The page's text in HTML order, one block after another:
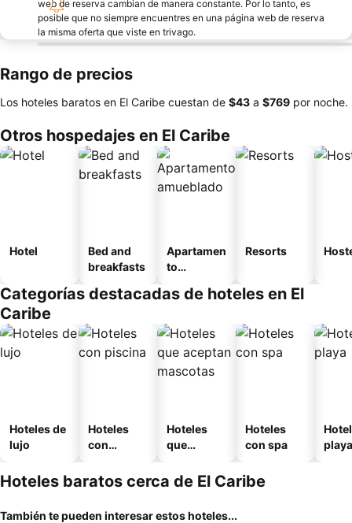
web de reserva cambian de manera constante. Por lo tanto, es
posible que no siempre encuentres en una página web de reserva
la misma oferta que viste en trivago.
Rango de precios
Los hoteles baratos en El Caribe cuestan de ‎$43 a ‎$769 por noche.
Otros hospedajes en El Caribe
Hotel
Bed and
breakfasts
Apartamen
to
o
Resorts
Categorías destacadas de hoteles en El
Caribe
Hoteles de
lujo
Hoteles
con
Hoteles
que
mascotas
Hoteles
con spa
playa
Hoteles baratos cerca de El Caribe
También te pueden interesar estos hoteles...